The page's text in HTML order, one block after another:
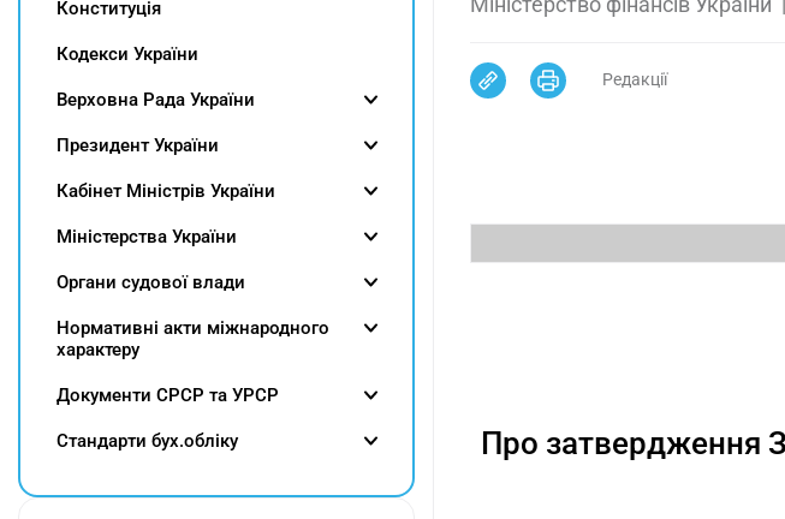
Редакції
Про затвердження
Конституція
Кодекси України
Верховна Рада України
Президент України
Кабінет Міністрів України
Міністерства України
Органи судової влади
Нормативні акти міжнародного
характеру
Документи СРСР та УРСР
Cтандарти бух.обліку